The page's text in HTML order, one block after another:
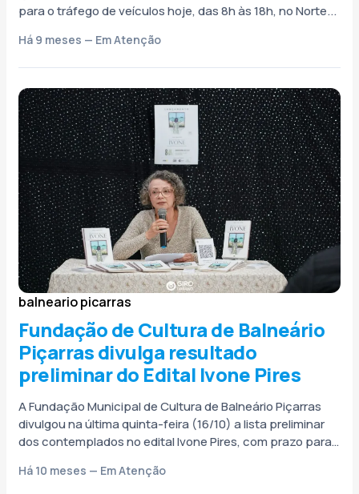
para o tráfego de veículos hoje, das 8h às 18h, no Norte...
Há 9 meses — Em Atenção
balneario picarras
Fundação de Cultura de Balneário
Piçarras divulga resultado
preliminar do Edital Ivone Pires
A Fundação Municipal de Cultura de Balneário Piçarras
divulgou na última quinta-feira (16/10) a lista preliminar
dos contemplados no edital Ivone Pires, com prazo para
Há 10 meses — Em Atenção